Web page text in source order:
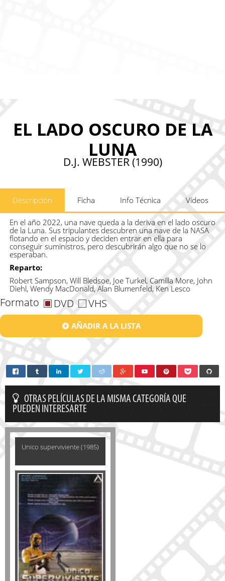
EL LADO OSCURO DE LA
LUNA
D.J. WEBSTER (1990)
Descripción Ficha Info Técnica Vídeos
En el año 2022, una nave queda a la deriva en el lado oscuro
de la Luna. Sus tripulantes descubren una nave de la NASA
flotando en el espacio y deciden entrar en ella para
conseguir suministros, pero descubrirán algo que no se lo
esperaban.
Reparto:
Robert Sampson, Will Bledsoe, Joe Turkel, Camilla More, John
Diehl, Wendy MacDonald, Alan Blumenfeld, Ken Lesco
Formato DVD VHS
AÑADIR A LA LISTA
OTRAS PELÍCULAS DE LA MISMA CATEGORÍA QUE
PUEDEN INTERESARTE
Unico superviviente (1985)